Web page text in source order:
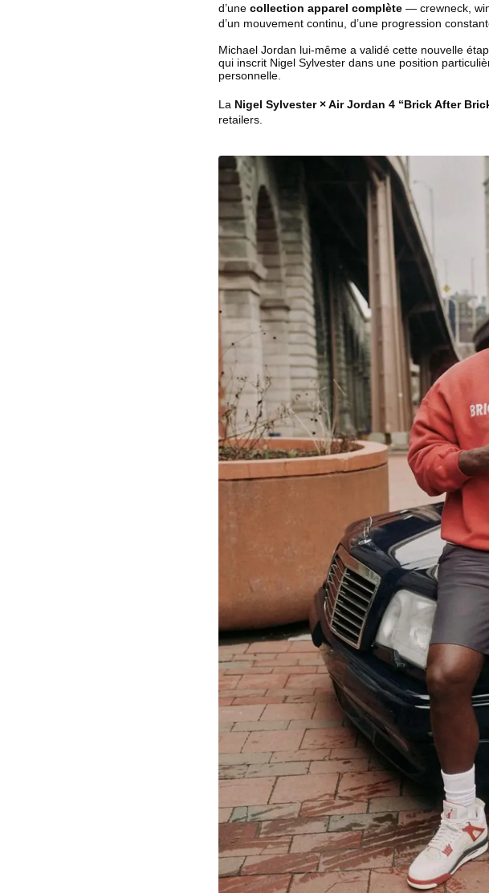
d’une collection apparel complète — crewneck,
d’un mouvement continu, d’une progression
Michael Jordan lui-même a validé cette nouvelle
qui inscrit Nigel Sylvester dans une position
personnelle.
La Nigel Sylvester × Air Jordan 4 “Brick After
retailers.